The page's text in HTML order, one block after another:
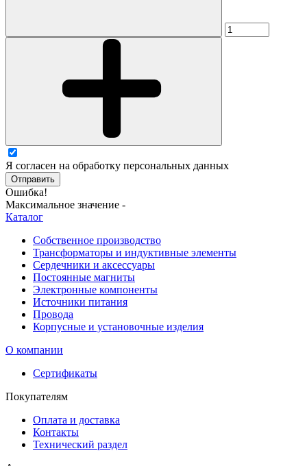
Я согласен на обработку персональных данных
Отправить
Ошибка!
Максимальное значение -
Каталог
Собственное производство
Трансформаторы и индуктивные элементы
Сердечники и аксессуары
Постоянные магниты
Электронные компоненты
Источники питания
Провода
Корпусные и установочные изделия
О компании
Сертификаты
Покупателям
Оплата и доставка
Контакты
Технический раздел